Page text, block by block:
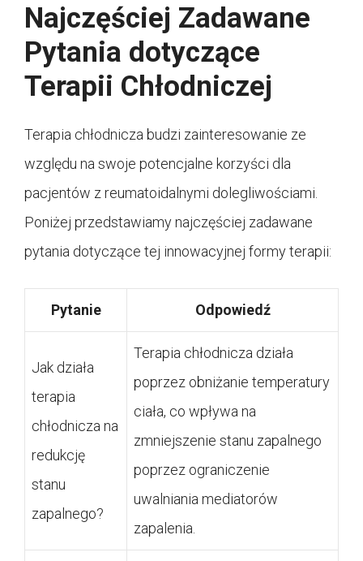
Najczęściej Zadawane
Pytania dotyczące
Terapii Chłodniczej
Terapia chłodnicza budzi zainteresowanie ze
względu na swoje potencjalne korzyści dla
pacjentów z reumatoidalnymi dolegliwościami.
Poniżej przedstawiamy najczęściej zadawane
pytania dotyczące tej innowacyjnej formy terapii:
Pytanie Odpowiedź
Jak działa
terapia
chłodnicza na
redukcję
stanu
zapalnego?
Terapia chłodnicza działa
poprzez obniżanie temperatury
ciała, co wpływa na
zmniejszenie stanu zapalnego
poprzez ograniczenie
uwalniania mediatorów
zapalenia.